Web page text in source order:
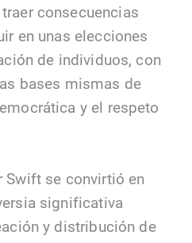
consecuencias
en unas elecciones
de individuos, con
bases mismas de
y el respeto
Swift se convirtió en
significativa
y distribución de